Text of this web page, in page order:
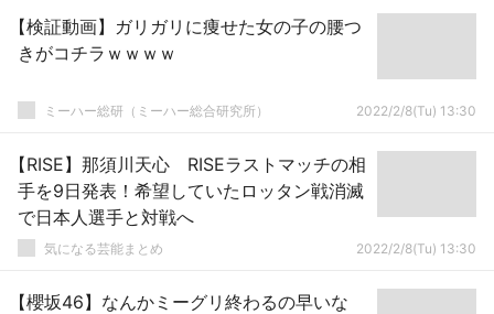
【検証動画】ガリガリに痩せた女の子の腰つ
きがコチラｗｗｗｗ
ミーハー総研（ミーハー総合研究所） 2022/2/8(Tu) 13:30
【RISE】那須川天心 RISEラストマッチの相
手を9日発表！希望していたロッタン戦消滅
で日本人選手と対戦へ
気になる芸能まとめ 2022/2/8(Tu) 13:30
【櫻坂46】なんかミーグリ終わるの早いな